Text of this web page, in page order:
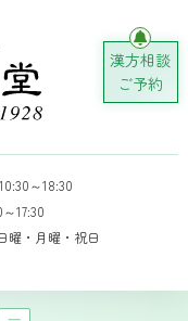
漢方相談
ご予約
～18:30
17:30
曜・月曜・祝日